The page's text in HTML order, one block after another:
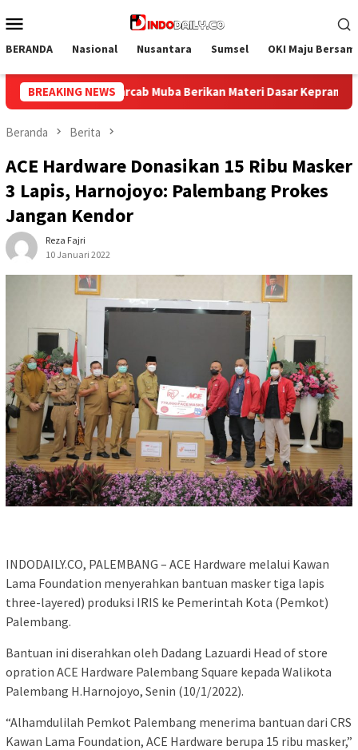
ke
Mobile
BERANDA Nasional Nusantara Sumsel OKI Maju
BREAKING NEWS
Berikan Materi Dasar Kepramukaan ke Warga Binaan
Beranda Berita
ACE Hardware Donasikan 15 Ribu Masker
3 Lapis, Harnojoyo: Palembang Prokes
Jangan Kendor
Reza Fajri
10 Januari 2022
INDODAILY.CO, PALEMBANG – ACE Hardware melalui Kawan
Lama Foundation menyerahkan bantuan masker tiga lapis
three-layered) produksi IRIS ke Pemerintah Kota (Pemkot)
Palembang.
Bantuan ini diserahkan oleh Dadang Lazuardi Head of store
opration ACE Hardware Palembang Square kepada Walikota
Palembang H.Harnojoyo, Senin (10/1/2022).
“Alhamdulilah Pemkot Palembang menerima bantuan dari CRS
Kawan Lama Foundation, ACE Hardware berupa 15 ribu masker,”